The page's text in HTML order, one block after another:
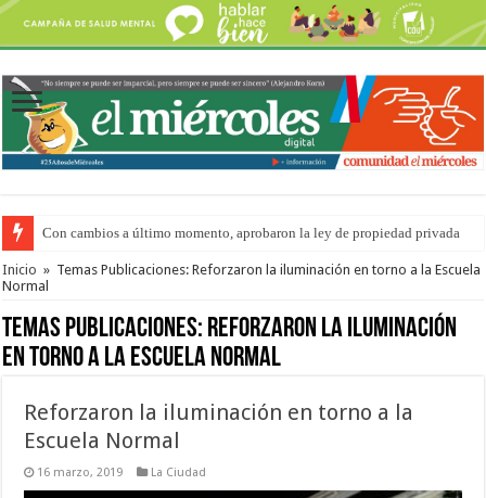
Con cambios a último momento, aprobaron la ley de propiedad privada
Del viernes 7 al domingo 9 de agosto: la agenda ¿A dónde ir? para este
Inicio » Temas Publicaciones: Reforzaron la iluminación en torno a la Escuela
Normal
Temas Publicaciones: Reforzaron la iluminación
en torno a la Escuela Normal
Reforzaron la iluminación en torno a la
Escuela Normal
16 marzo, 2019 La Ciudad